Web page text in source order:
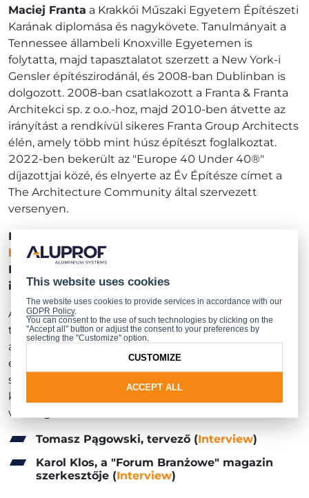
Maciej Franta a Krakkói Műszaki Egyetem Építészeti
Karának diplomása és nagykövete. Tanulmányait a
Tennessee állambeli Knoxville Egyetemen is
folytatta, majd tapasztalatot szerzett a New York-i
Gensler építészirodánál, és 2008-ban Dublinban is
dolgozott. 2008-ban csatlakozott a Franta & Franta
Architekci sp. z o.o.-hoz, majd 2010-ben átvette az
irányítást a rendkívül sikeres Franta Group Architects
élén, amely több mint húsz építészt foglalkoztat.
2022-ben bekerült az "Europe 40 Under 40®"
díjazottjai közé, és elnyerte az Év Építésze címet a
The Architecture Community által szervezett
versenyen.
Ha érdekli ez az interjú, regisztráljon most a
https://future-builders.com/#r...
Hamarosan exkluzív hozzáférést kap
interjúnkhoz Maciej Frantával!
A Future Builders, amelyet az Aluprof indított és
támogat, a tervezés, az építészet, a várostervezés és
az építés jövőjéről folytatott párbeszéd
előmozdítására törekszik. Üléseinken iparági
szakértőkkel és a pozitív változások támogatóival
készítünk interjúkat. Ebben az évadban már
vendégül láttuk:
Tomasz Pągowski, tervező (Interview)
Karol Klos, a "Forum Branżowe" magazin
szerkesztője (Interview)
This website uses cookies
The website uses cookies to provide services in accordance with our
GDPR Policy.
You can consent to the use of such technologies by clicking on the
"Accept all" button or adjust the consent to your preferences by
selecting the "Customize" option.
ACCEPT ALL
CUSTOMIZE